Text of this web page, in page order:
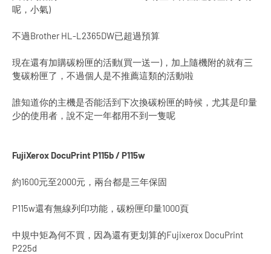
呢，小氣)
不過Brother HL-L2365DW已超過預算
現在還有加購碳粉匣的活動(買一送一)，加上隨機附的就有三
隻碳粉匣了，不過個人是不推薦這類的活動啦
誰知道你的主機是否能活到下次換碳粉匣的時候，尤其是印量
少的使用者，說不定一年都用不到一隻呢
FujiXerox DocuPrint P115b / P115w
約1600元至2000元，兩台都是三年保固
P115w還有無線列印功能，碳粉匣印量1000頁
中規中矩為何不買，因為還有更划算的Fujixerox DocuPrint
P225d